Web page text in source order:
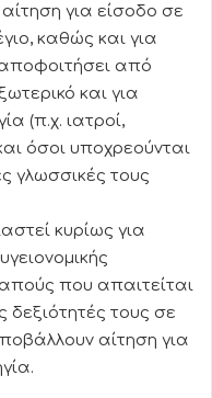
για είσοδο σε
καθώς και για
από
και για
(π.χ. ιατροί,
όσοι υποχρεούνται
γλωσσικές τους
κυρίως για
που απαιτείται
δεξιότητές τους σε
αίτηση για